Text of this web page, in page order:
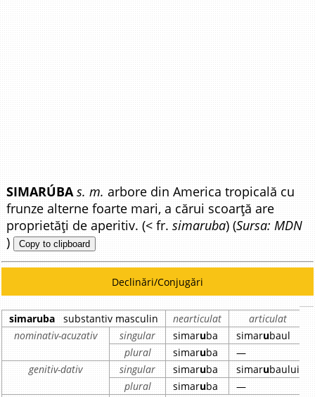
SIMARÚBA s. m. arbore din America tropicală cu
frunze alterne foarte mari, a cărui scoarță are
proprietăți de aperitiv. (< fr.simaruba) (Sursa: MDN
) Copy to clipboard
Declinări/Conjugări
simaruba substantiv masculin nearticulat
articulat
nominativ-acuzativ
singular simaruba simarubaul
plural
simaruba
—
genitiv-dativ
singular simaruba simarubaului
plural
simaruba
—